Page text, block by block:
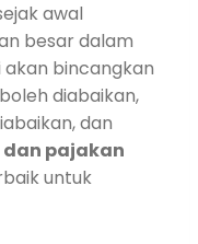
awal
besar dalam
akan bincangkan
diabaikan,
dan
pajakan
untuk